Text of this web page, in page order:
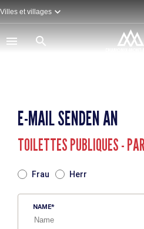
Direkt
zum
Inhalt
Villes et villages
E-MAIL SENDEN AN
TOILETTES PUBLIQUES -
Frau Herr
NAME